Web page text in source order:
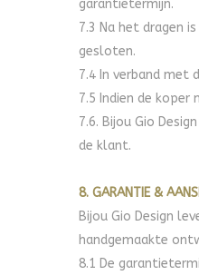
garantietermijn.
7.3 Na het dragen
gesloten.
7.4 In verband met
7.5 Indien de koper
7.6. Bijou Gio
de klant.
8. GARANTIE &
Bijou Gio Design
handgemaakte
8.1 De